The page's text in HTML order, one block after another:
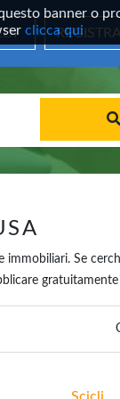
banner o
clicca qui
immobiliari. Se
Scicli